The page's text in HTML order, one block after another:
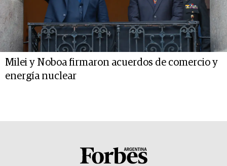
Milei y Noboa firmaron acuerdos de comercio y
energía nuclear